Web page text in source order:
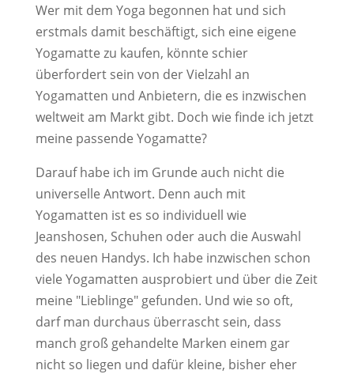
Wer mit dem Yoga begonnen hat und sich
erstmals damit beschäftigt, sich eine eigene
Yogamatte zu kaufen, könnte schier
überfordert sein von der Vielzahl an
Yogamatten und Anbietern, die es inzwischen
weltweit am Markt gibt. Doch wie finde ich jetzt
meine passende Yogamatte?
Darauf habe ich im Grunde auch nicht die
universelle Antwort. Denn auch mit
Yogamatten ist es so individuell wie
Jeanshosen, Schuhen oder auch die Auswahl
des neuen Handys. Ich habe inzwischen schon
viele Yogamatten ausprobiert und über die Zeit
meine "Lieblinge" gefunden. Und wie so oft,
darf man durchaus überrascht sein, dass
manch groß gehandelte Marken einem gar
nicht so liegen und dafür kleine, bisher eher